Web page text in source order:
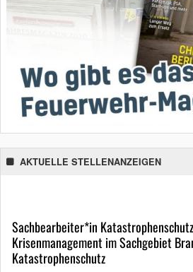
AKTUELLE STELLENANZEIGEN
Sachbearbeiter*in
Krisenmanagement im Sachgebiet
Katastrophenschutz